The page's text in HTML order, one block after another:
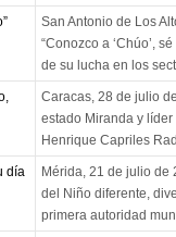
San Antonio de Los
“Conozco a ‘Chúo’,
de su lucha en los
Caracas, 28 de julio
estado Miranda y
Henrique Capriles
día
Mérida, 21 de julio de
del Niño diferente,
primera autoridad